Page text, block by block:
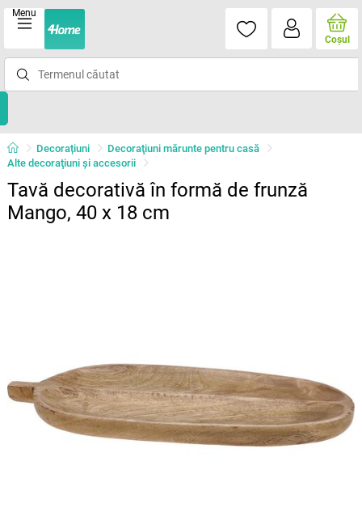
Menu
Coşul
Decorațiuni
Decoraţiuni mărunte pentru casă
Alte decoraţiuni şi accesorii
Tavă decorativă în formă de frunză
Mango, 40 x 18 cm